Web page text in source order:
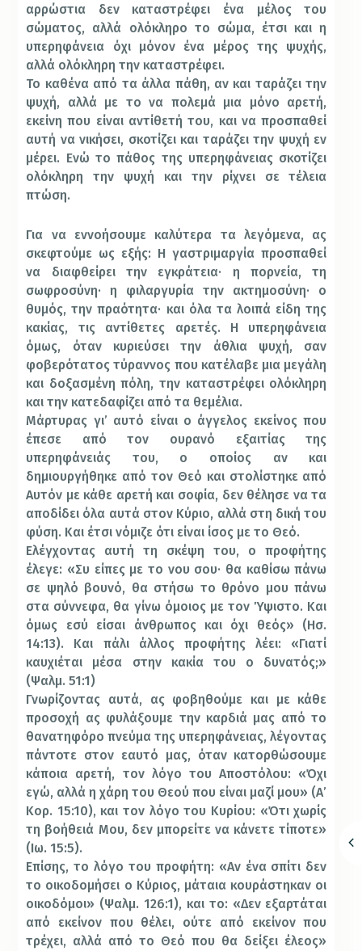
αρρώστια δεν καταστρέφει ένα μέλος του
σώματος, αλλά ολόκληρο το σώμα, έτσι και η
υπερηφάνεια όχι μόνον ένα μέρος της ψυχής,
αλλά ολόκληρη την καταστρέφει.
Το καθένα από τα άλλα πάθη, αν και ταράζει την
ψυχή, αλλά με το να πολεμά μια μόνο αρετή,
εκείνη που είναι αντίθετή του, και να προσπαθεί
αυτή να νικήσει, σκοτίζει και ταράζει την ψυχή εν
μέρει. Ενώ το πάθος της υπερηφάνειας σκοτίζει
ολόκληρη την ψυχή και την ρίχνει σε τέλεια
πτώση.
Για να εννοήσουμε καλύτερα τα λεγόμενα, ας
σκεφτούμε ως εξής: Η γαστριμαργία προσπαθεί
να διαφθείρει την εγκράτεια· η πορνεία, τη
σωφροσύνη· η φιλαργυρία την ακτημοσύνη· ο
θυμός, την πραότητα· και όλα τα λοιπά είδη της
κακίας, τις αντίθετες αρετές. Η υπερηφάνεια
όμως, όταν κυριεύσει την άθλια ψυχή, σαν
φοβερότατος τύραννος που κατέλαβε μια μεγάλη
και δοξασμένη πόλη, την καταστρέφει ολόκληρη
και την κατεδαφίζει από τα θεμέλια.
Μάρτυρας γι’ αυτό είναι ο άγγελος εκείνος που
έπεσε από τον ουρανό εξαιτίας της
υπερηφάνειάς του, ο οποίος αν και
δημιουργήθηκε από τον Θεό και στολίστηκε από
Αυτόν με κάθε αρετή και σοφία, δεν θέλησε να τα
αποδίδει όλα αυτά στον Κύριο, αλλά στη δική του
φύση. Και έτσι νόμιζε ότι είναι ίσος με το Θεό.
Ελέγχοντας αυτή τη σκέψη του, ο προφήτης
έλεγε: «Συ είπες με το νου σου· θα καθίσω πάνω
σε ψηλό βουνό, θα στήσω το θρόνο μου πάνω
στα σύννεφα, θα γίνω όμοιος με τον Ύψιστο. Και
όμως εσύ είσαι άνθρωπος και όχι θεός» (Ησ.
14:13). Και πάλι άλλος προφήτης λέει: «Γιατί
καυχιέται μέσα στην κακία του ο δυνατός;»
(Ψαλμ. 51:1)
Γνωρίζοντας αυτά, ας φοβηθούμε και με κάθε
προσοχή ας φυλάξουμε την καρδιά μας από το
θανατηφόρο πνεύμα της υπερηφάνειας, λέγοντας
πάντοτε στον εαυτό μας, όταν κατορθώσουμε
κάποια αρετή, τον λόγο του Αποστόλου: «Όχι
εγώ, αλλά η χάρη του Θεού που είναι μαζί μου» (Α’
Κορ. 15:10), και τον λόγο του Κυρίου: «Ότι χωρίς
τη βοήθειά Μου, δεν μπορείτε να κάνετε τίποτε»
(Ιω. 15:5).
Επίσης, το λόγο του προφήτη: «Αν ένα σπίτι δεν
το οικοδομήσει ο Κύριος, μάταια κουράστηκαν οι
οικοδόμοι» (Ψαλμ. 126:1), και το: «Δεν εξαρτάται
από εκείνον που θέλει, ούτε από εκείνον που
τρέχει, αλλά από το Θεό που θα δείξει έλεος»